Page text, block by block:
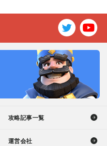
攻略記事一覧
運営会社